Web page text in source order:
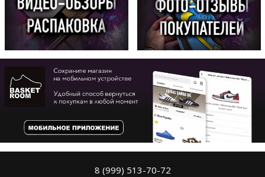
8 (999) 513-70-72